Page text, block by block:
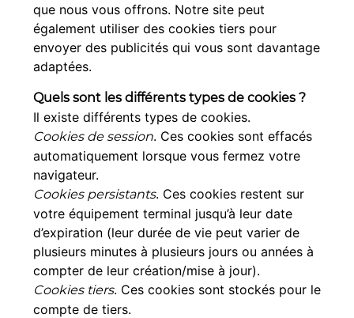
que nous vous offrons. Notre site peut
également utiliser des cookies tiers pour
envoyer des publicités qui vous sont davantage
adaptées.
Quels sont les différents types de cookies ?
Il existe différents types de cookies.
Cookies de session. Ces cookies sont effacés
automatiquement lorsque vous fermez votre
navigateur.
Cookies persistants. Ces cookies restent sur
votre équipement terminal jusqu’à leur date
d’expiration (leur durée de vie peut varier de
plusieurs minutes à plusieurs jours ou années à
compter de leur création/mise à jour).
Cookies tiers. Ces cookies sont stockés pour le
compte de tiers.